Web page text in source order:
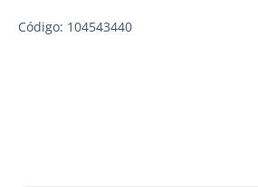
Código: 104543440